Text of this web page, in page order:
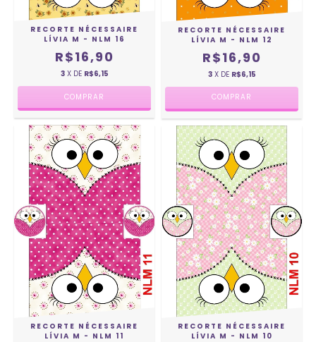
RECORTE NÉCESSAIRE
LÍVIA M - NLM 16
R$16,90
3 X DE R$6,15
RECORTE NÉCESSAIRE
LÍVIA M - NLM 12
R$16,90
3 X DE R$6,15
RECORTE NÉCESSAIRE
LÍVIA M - NLM 11
RECORTE NÉCESSAIRE
LÍVIA M - NLM 10